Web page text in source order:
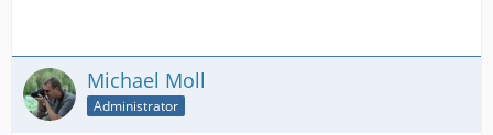
Michael Moll
Administrator